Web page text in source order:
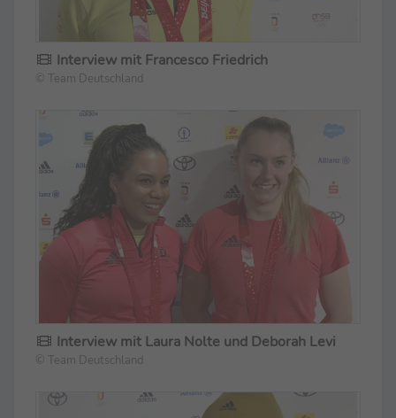
Interview mit Francesco Friedrich
© Team Deutschland
Interview mit Laura Nolte und Deborah Levi
© Team Deutschland